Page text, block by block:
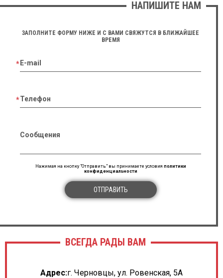
НАПИШИТЕ НАМ
ЗАПОЛНИТЕ ФОРМУ НИЖЕ И С ВАМИ СВЯЖУТСЯ В БЛИЖАЙШЕЕ
ВРЕМЯ
E-mail
Телефон
Сообщения
Нажимая на кнопку "Отправить" вы принимаете условия политики
конфиденциальности
ОТПРАВИТЬ
ВСЕГДА РАДЫ ВАМ
Адрес:г. Черновцы, ул. Ровенская, 5А